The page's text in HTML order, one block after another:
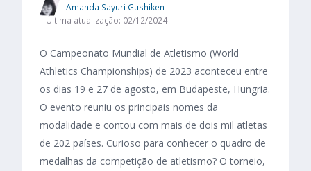
Amanda Sayuri Gushiken
Última atualização: 02/12/2024
O Campeonato Mundial de Atletismo (World
Athletics Championships) de 2023 aconteceu entre
os dias 19 e 27 de agosto, em Budapeste, Hungria.
O evento reuniu os principais nomes da
modalidade e contou com mais de dois mil atletas
de 202 países. Curioso para conhecer o quadro de
medalhas da competição de atletismo? O torneio,